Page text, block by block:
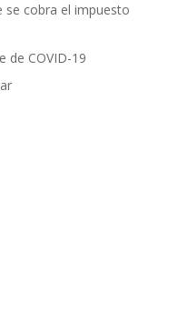
se cobra el impuesto
de COVID-19